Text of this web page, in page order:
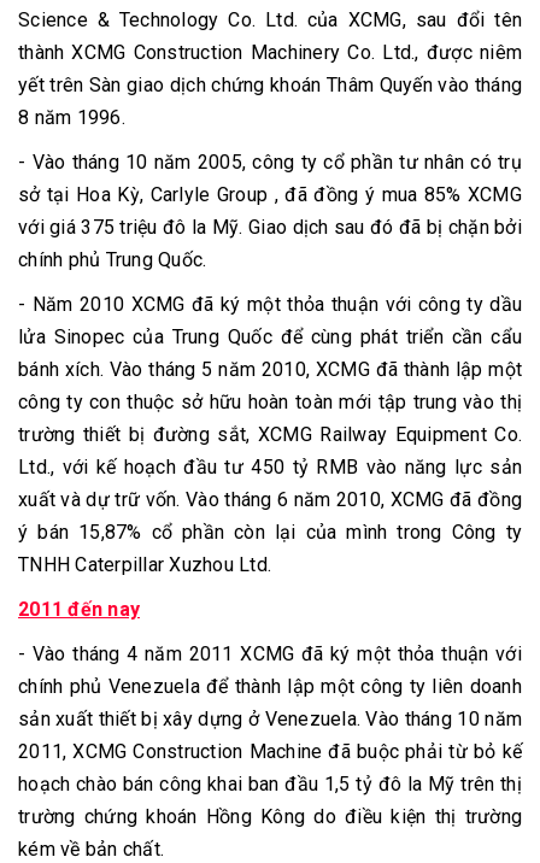
Science & Technology Co. Ltd. của XCMG, sau đổi tên
thành XCMG Construction Machinery Co. Ltd., được niêm
yết trên Sàn giao dịch chứng khoán Thâm Quyến vào tháng
8 năm 1996.
- Vào tháng 10 năm 2005, công ty cổ phần tư nhân có trụ
sở tại Hoa Kỳ, Carlyle Group , đã đồng ý mua 85% XCMG
với giá 375 triệu đô la Mỹ. Giao dịch sau đó đã bị chặn bởi
chính phủ Trung Quốc.
- Năm 2010 XCMG đã ký một thỏa thuận với công ty dầu
lửa Sinopec của Trung Quốc để cùng phát triển cần cẩu
bánh xích. Vào tháng 5 năm 2010, XCMG đã thành lập một
công ty con thuộc sở hữu hoàn toàn mới tập trung vào thị
trường thiết bị đường sắt, XCMG Railway Equipment Co.
Ltd., với kế hoạch đầu tư 450 tỷ RMB vào năng lực sản
xuất và dự trữ vốn. Vào tháng 6 năm 2010, XCMG đã đồng
ý bán 15,87% cổ phần còn lại của mình trong Công ty
TNHH Caterpillar Xuzhou Ltd.
2011 đến nay
- Vào tháng 4 năm 2011 XCMG đã ký một thỏa thuận với
chính phủ Venezuela để thành lập một công ty liên doanh
sản xuất thiết bị xây dựng ở Venezuela. Vào tháng 10 năm
2011, XCMG Construction Machine đã buộc phải từ bỏ kế
hoạch chào bán công khai ban đầu 1,5 tỷ đô la Mỹ trên thị
trường chứng khoán Hồng Kông do điều kiện thị trường
kém về bản chất.